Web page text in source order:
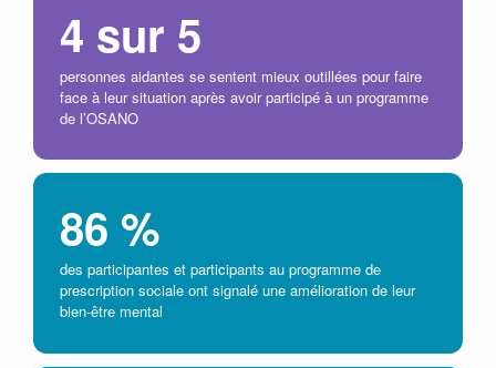
4 sur 5
personnes aidantes se sentent mieux outillées pour faire
face à leur situation après avoir participé à un programme
de l’OSANO
86 %
des participantes et participants au programme de
prescription sociale ont signalé une amélioration de leur
bien-être mental